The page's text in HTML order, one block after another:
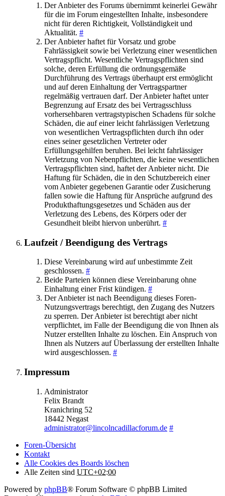
Der Anbieter des Forums übernimmt keinerlei Gewähr
für die im Forum eingestellten Inhalte, insbesondere
nicht für deren Richtigkeit, Vollständigkeit und
Aktualität. #
Der Anbieter haftet für Vorsatz und grobe
Fahrlässigkeit sowie bei Verletzung einer wesentlichen
Vertragspflicht. Wesentliche Vertragspflichten sind
solche, deren Erfüllung die ordnungsgemäße
Durchführung des Vertrags überhaupt erst ermöglicht
und auf deren Einhaltung der Vertragspartner
regelmäßig vertrauen darf. Der Anbieter haftet unter
Begrenzung auf Ersatz des bei Vertragsschluss
vorhersehbaren vertragstypischen Schadens für solche
Schäden, die auf einer leicht fahrlässigen Verletzung
von wesentlichen Vertragspflichten durch ihn oder
eines seiner gesetzlichen Vertreter oder
Erfüllungsgehilfen beruhen. Bei leicht fahrlässiger
Verletzung von Nebenpflichten, die keine wesentlichen
Vertragspflichten sind, haftet der Anbieter nicht. Die
Haftung für Schäden, die in den Schutzbereich einer
vom Anbieter gegebenen Garantie oder Zusicherung
fallen sowie die Haftung für Ansprüche aufgrund des
Produkthaftungsgesetzes und Schäden aus der
Verletzung des Lebens, des Körpers oder der
Gesundheit bleibt hiervon unberührt. #
Laufzeit / Beendigung des Vertrags
Diese Vereinbarung wird auf unbestimmte Zeit
geschlossen. #
Beide Parteien können diese Vereinbarung ohne
Einhaltung einer Frist kündigen. #
Der Anbieter ist nach Beendigung dieses Foren-
Nutzungsvertrags berechtigt, den Zugang des Nutzers
zu sperren. Der Anbieter ist berechtigt aber nicht
verpflichtet, im Falle der Beendigung die von Ihnen als
Nutzer erstellten Inhalte zu löschen. Ein Anspruch von
Ihnen als Nutzers auf Überlassung der erstellten Inhalte
wird ausgeschlossen. #
Impressum
Administrator
Felix Brandt
Kranichring 52
18442 Negast
administrator@lincolncadillacforum.de #
Foren-Übersicht
Kontakt
Alle Cookies des Boards löschen
Alle Zeiten sind UTC+02:00
Powered by phpBB® Forum Software © phpBB Limited